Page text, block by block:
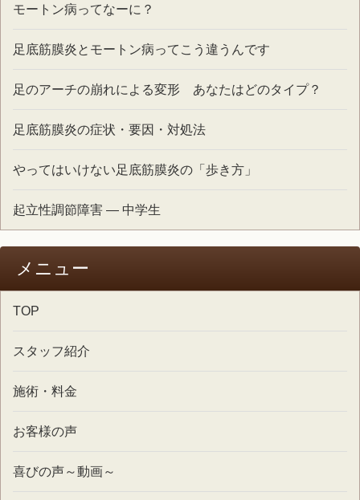
モートン病ってなーに？
足底筋膜炎とモートン病ってこう違うんです
足のアーチの崩れによる変形 あなたはどのタイプ？
足底筋膜炎の症状・要因・対処法
やってはいけない足底筋膜炎の「歩き方」
起立性調節障害 ― 中学生
メニュー
TOP
スタッフ紹介
施術・料金
お客様の声
喜びの声～動画～